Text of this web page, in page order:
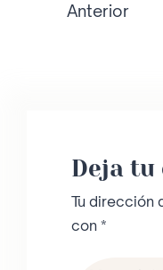
Anterior
Deja
Tu dirección
con *